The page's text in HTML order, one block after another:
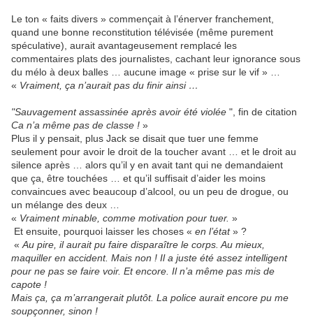
Le ton « faits divers » commençait à l’énerver franchement,
quand une bonne reconstitution télévisée (même purement
spéculative), aurait avantageusement remplacé les
commentaires plats des journalistes, cachant leur ignorance sous
du mélo à deux balles … aucune image « prise sur le vif » …
« Vraiment, ça n’aurait pas du finir ainsi …
"Sauvagement assassinée après avoir été violée ", fin de citation
Ca n’a même pas de classe ! »
Plus il y pensait, plus Jack se disait que tuer une femme
seulement pour avoir le droit de la toucher avant … et le droit au
silence après … alors qu’il y en avait tant qui ne demandaient
que ça, être touchées … et qu’il suffisait d’aider les moins
convaincues avec beaucoup d’alcool, ou un peu de drogue, ou
un mélange des deux …
« Vraiment minable, comme motivation pour tuer. »
Et ensuite, pourquoi laisser les choses « en l’état» ?
« Au pire, il aurait pu faire disparaître le corps. Au mieux,
maquiller en accident. Mais non ! Il a juste été assez intelligent
pour ne pas se faire voir. Et encore. Il n’a même pas mis de
capote !
Mais ça, ça m’arrangerait plutôt. La police aurait encore pu me
soupçonner, sinon !